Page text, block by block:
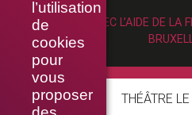
l’utilisation
de
cookies
pour
vous
proposer
RÉALISÉ AVEC L’AIDE DE LA
THÉÂTRE